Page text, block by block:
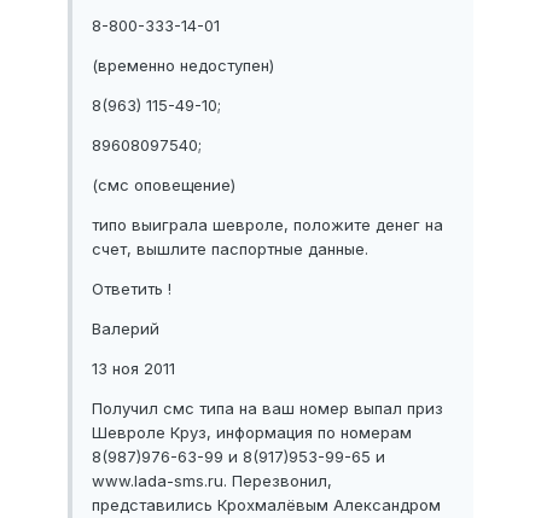
8-800-333-14-01
(временно недоступен)
8(963) 115-49-10;
89608097540;
(смс оповещение)
типо выиграла шевроле, положите денег на
счет, вышлите паспортные данные.
Ответить !
Валерий
13 ноя 2011
Получил смс типа на ваш номер выпал приз
Шевроле Круз, информация по номерам
8(987)976-63-99 и 8(917)953-99-65 и
www.lada-sms.ru. Перезвонил,
представились Крохмалёвым Александром